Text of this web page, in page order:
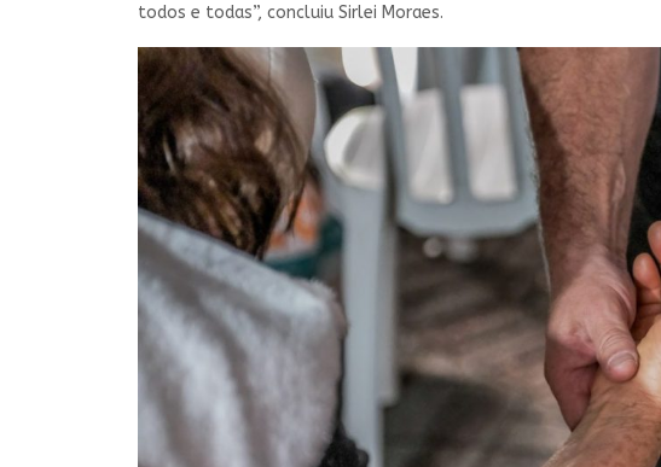
todos e todas”, concluiu Sirlei Moraes.